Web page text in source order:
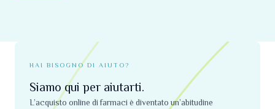
HAI BISOGNO DI AIUTO?
Siamo qui per aiutarti.
L’acquisto online di farmaci è diventato un’abitudine